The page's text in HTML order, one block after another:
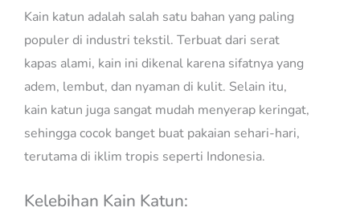
Kain katun adalah salah satu bahan yang paling
populer di industri tekstil. Terbuat dari serat
kapas alami, kain ini dikenal karena sifatnya yang
adem, lembut, dan nyaman di kulit. Selain itu,
kain katun juga sangat mudah menyerap keringat,
sehingga cocok banget buat pakaian sehari-hari,
terutama di iklim tropis seperti Indonesia.
Kelebihan Kain Katun: